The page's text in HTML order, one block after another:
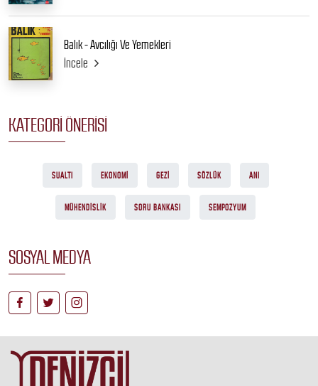
Balık - Avcılığı Ve Yemekleri
İncele
KATEGORI ÖNERISI
SUALTI EKONOMI GEZI SÖZLÜK ANI
MÜHENDISLIK SORU BANKASI SEMPOZYUM
SOSYAL MEDYA